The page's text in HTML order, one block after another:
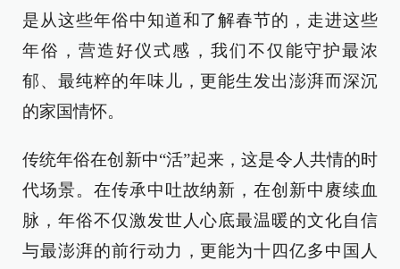
是从这些年俗中知道和了解春节的，走进这些
年俗，营造好仪式感，我们不仅能守护最浓
郁、最纯粹的年味儿，更能生发出澎湃而深沉
的家国情怀。
传统年俗在创新中“活”起来，这是令人共情的时
代场景。在传承中吐故纳新，在创新中赓续血
脉，年俗不仅激发世人心底最温暖的文化自信
与最澎湃的前行动力，更能为十四亿多中国人